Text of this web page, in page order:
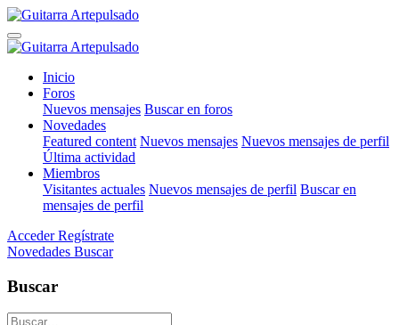
Inicio
Foros
Nuevos mensajes Buscar en foros
Novedades
Featured content Nuevos mensajes Nuevos mensajes de perfil
Última actividad
Miembros
Visitantes actuales Nuevos mensajes de perfil Buscar en
mensajes de perfil
Acceder Regístrate
Novedades Buscar
Buscar